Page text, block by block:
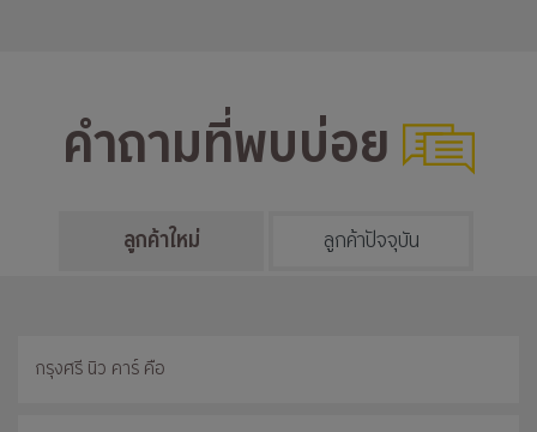
คำถามที่พบบ่อย
ลูกค้าใหม่ ลูกค้าปัจจุบัน
กรุงศรี นิว คาร์ คือ